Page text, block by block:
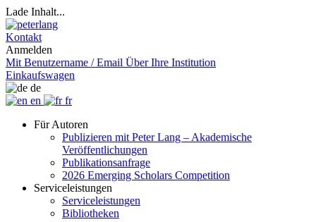
Lade Inhalt...
Kontakt
Anmelden
Mit Benutzername / Email Über Ihre Institution
Einkaufswagen
de
en
fr
Für Autoren
Publizieren mit Peter Lang – Akademische
Veröffentlichungen
Publikationsanfrage
2026 Emerging Scholars Competition
Serviceleistungen
Serviceleistungen
Bibliotheken